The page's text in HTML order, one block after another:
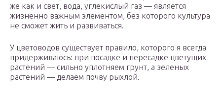
же как и свет, вода, углекислый газ — является
жизненно важным элементом, без которого культура
не сможет жить и развиваться.
У цветоводов существует правило, которого я всегда
придерживаюсь: при посадке и пересадке цветущих
растений — сильно уплотняем грунт, а зеленых
растений — делаем почву рыхлой.